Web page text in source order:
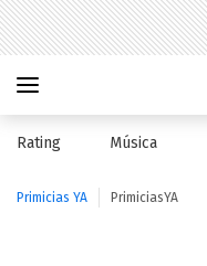
Rating Música
Primicias YA PrimiciasYA